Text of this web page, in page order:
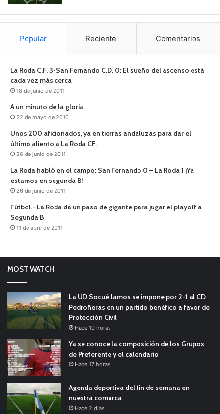
Popular Reciente Comentarios
La Roda C.F. 3-San Fernando C.D. 0: El sueño del ascenso está
cada vez más cerca
18 de junio de 2011
A un minuto de la gloria
22 de mayo de 2010
Unos 200 aficionados, ya en tierras andaluzas para dar el
último aliento a La Roda CF.
26 de junio de 2011
La Roda habló en el campo: San Fernando 0 – La Roda 1 ¡Ya
estamos en segunda B!
26 de junio de 2011
Fútbol.- La Roda da un paso de gigante para jugar el playoff a
Segunda B
11 de abril de 2011
MOST WATCH
La UD Socuéllamos se impone por 2-1 al CD
Pedroñeras en un partido benéfico a favor de
Protección Civil
Hace 10 horas
Ya se conoce la composición de los Grupos
de Preferente y el calendario
Hace 17 horas
Agenda deportiva del fin de semana en
nuestra comarca
Hace 2 días